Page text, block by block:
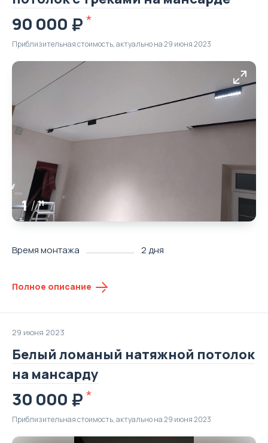
90 000
Приблизительная стоимость, актуально на 29 июня 2023
1/11
Время монтажа 2 дня
Полное описание
29 июня 2023
Белый ломаный натяжной потолок
на мансарду
30 000
Приблизительная стоимость, актуально на 29 июня 2023